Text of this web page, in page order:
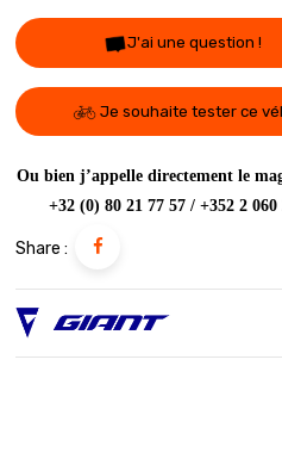
J'ai une question !
Je souhaite tester ce
Ou bien j’appelle directement le
+32 (0) 80 21 77 57 / +352 2 060
Share :